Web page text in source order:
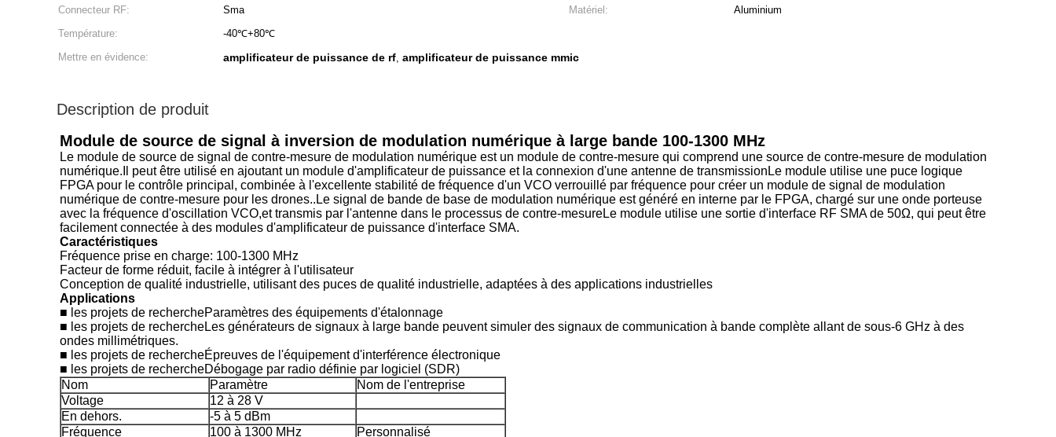
Connecteur RF:
Sma Matériel:
Aluminium
Température:
-40℃+80℃
Mettre en évidence:
amplificateur de puissance de rf, amplificateur de puissance mmic
Description de produit
Module de source de signal à inversion de modulation numérique à large bande 100-1300 MHz
Le module de source de signal de contre-mesure de modulation numérique est un module de contre-mesure qui comprend une source de contre-mesure de modulation
numérique.Il peut être utilisé en ajoutant un module d'amplificateur de puissance et la connexion d'une antenne de transmissionLe module utilise une puce logique
FPGA pour le contrôle principal, combinée à l'excellente stabilité de fréquence d'un VCO verrouillé par fréquence pour créer un module de signal de modulation
numérique de contre-mesure pour les drones..Le signal de bande de base de modulation numérique est généré en interne par le FPGA, chargé sur une onde porteuse
avec la fréquence d'oscillation VCO,et transmis par l'antenne dans le processus de contre-mesureLe module utilise une sortie d'interface RF SMA de 50Ω, qui peut être
facilement connectée à des modules d'amplificateur de puissance d'interface SMA.
Caractéristiques
Fréquence prise en charge: 100-1300 MHz
Facteur de forme réduit, facile à intégrer à l'utilisateur
Conception de qualité industrielle, utilisant des puces de qualité industrielle, adaptées à des applications industrielles
Applications
■ les projets de rechercheParamètres des équipements d'étalonnage
■ les projets de rechercheLes générateurs de signaux à large bande peuvent simuler des signaux de communication à bande complète allant de sous-6 GHz à des
ondes millimétriques.
■ les projets de rechercheÉpreuves de l'équipement d'interférence électronique
■ les projets de rechercheDébogage par radio définie par logiciel (SDR)
Nom
Paramètre
Nom de l'entreprise
Voltage
12 à 28 V
En dehors.
-5 à 5 dBm
Fréquence
100 à 1300 MHz
Personnalisé